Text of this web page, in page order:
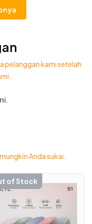
Output audionya
dan praktis.
pelanggan kami setelah
Anda sukai.
of Stock